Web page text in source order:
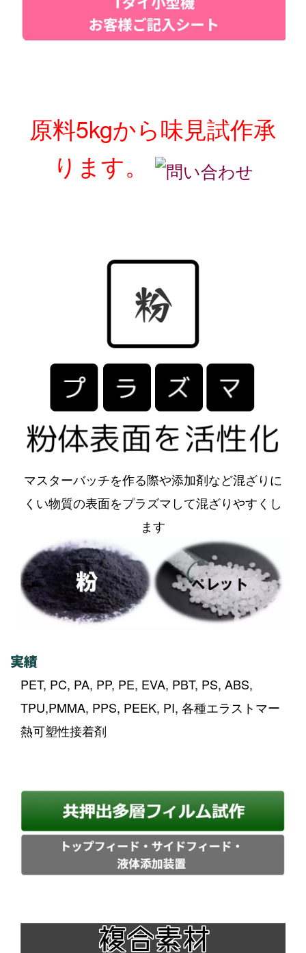
原料5kgから味見試作承
ります。
マスターバッチを作る際や添加剤など混ざりに
くい物質の表面をプラズマして混ざりやすくし
ます
実績
PET, PC, PA, PP, PE, EVA, PBT, PS, ABS,
TPU,PMMA, PPS, PEEK, PI, 各種エラストマー
熱可塑性接着剤